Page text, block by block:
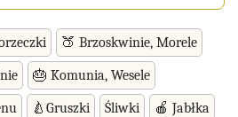
🍑 Brzoskwinie, Morele
🎂 Komunia, Wesele
🍐Gruszki Śliwki 🍎 Jabłka